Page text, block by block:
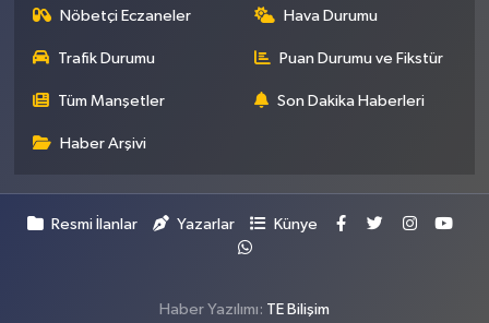
Nöbetçi Eczaneler Hava Durumu
Trafik Durumu Puan Durumu ve Fikstür
Tüm Manşetler Son Dakika Haberleri
Haber Arşivi
Resmi İlanlar Yazarlar Künye
Haber Yazılımı: TE Bilişim